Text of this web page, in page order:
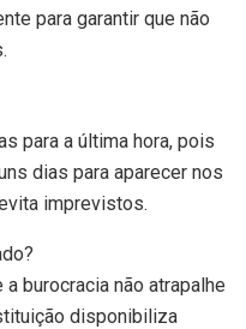
para garantir que não
para a última hora, pois
dias para aparecer nos
imprevistos.
burocracia não atrapalhe
disponibiliza